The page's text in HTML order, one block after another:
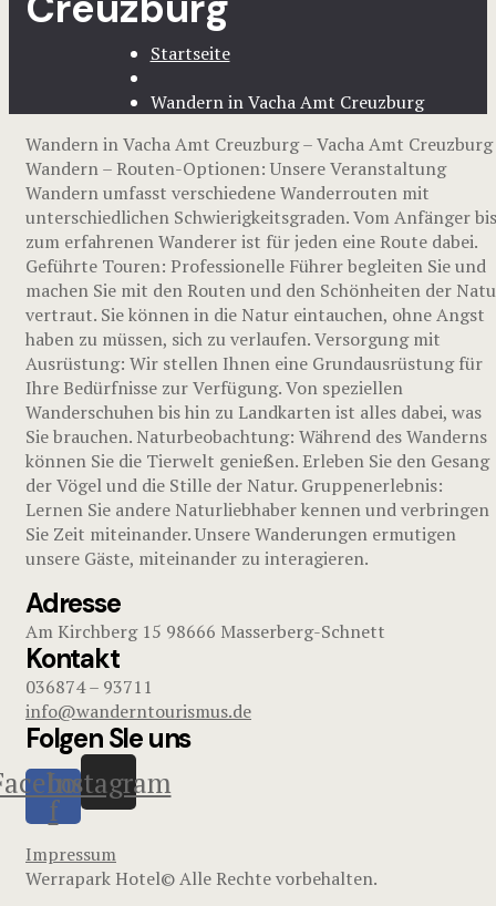
Startseite
Wandern in Vacha Amt Creuzburg
Wandern in Vacha Amt Creuzburg – Vacha Amt Creuzburg
Wandern – Routen-Optionen: Unsere Veranstaltung
Wandern umfasst verschiedene Wanderrouten mit
unterschiedlichen Schwierigkeitsgraden. Vom Anfänger bis
zum erfahrenen Wanderer ist für jeden eine Route dabei.
Geführte Touren: Professionelle Führer begleiten Sie und
machen Sie mit den Routen und den Schönheiten der
vertraut. Sie können in die Natur eintauchen, ohne Angst
haben zu müssen, sich zu verlaufen. Versorgung mit
Ausrüstung: Wir stellen Ihnen eine Grundausrüstung für
Ihre Bedürfnisse zur Verfügung. Von speziellen
Wanderschuhen bis hin zu Landkarten ist alles dabei, was
Sie brauchen. Naturbeobachtung: Während des Wanderns
können Sie die Tierwelt genießen. Erleben Sie den Gesang
der Vögel und die Stille der Natur. Gruppenerlebnis:
Lernen Sie andere Naturliebhaber kennen und verbringen
Sie Zeit miteinander. Unsere Wanderungen ermutigen
unsere Gäste, miteinander zu interagieren.
Adresse
Am Kirchberg 15 98666 Masserberg-Schnett
Kontakt
036874 – 93711
info@wanderntourismus.de
Folgen SIe uns
f
Instagram
Impressum
Werrapark Hotel© Alle Rechte vorbehalten.